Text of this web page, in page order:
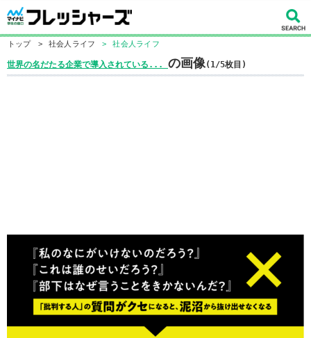
トップ > 社会人ライフ > 社会人ライフ
世界の名だたる企業で導入されている... の画像(1/5枚目)